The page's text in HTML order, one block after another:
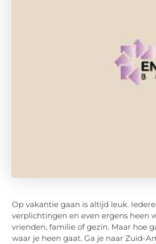
Op vakantie gaan is altijd leuk.
verplichtingen en even ergens heen
vrienden, familie of gezin. Maar hoe
waar je heen gaat. Ga je naar Zuid-